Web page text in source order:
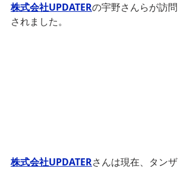
株式会社UPDATERの宇野さんらが訪問
されました。
株式会社UPDATERさんは現在、タンザ